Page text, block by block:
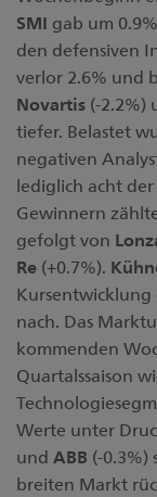
SMI gab um
den defensiven
verlor 2.6% und
Novartis (-2.2%)
tiefer. Belastet
negativen
lediglich acht der
Gewinnern
gefolgt von
Re (+0.7%).
Kursentwicklung
nach. Das
kommenden
Quartalssaison
Werte unter
und ABB (-0.3%)
breiten Markt